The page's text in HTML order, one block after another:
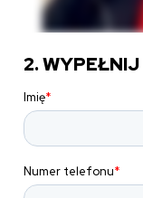
2. WYPEŁNIJ